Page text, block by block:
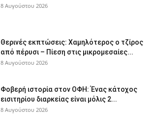
8 Αυγούστου 2026
Θερινές εκπτώσεις: Χαμηλότερος ο τζίρος
από πέρυσι – Πίεση στις μικρομεσαίες...
8 Αυγούστου 2026
Φοβερή ιστορία στον ΟΦΗ: Ένας κάτοχος
εισιτηρίου διαρκείας είναι μόλις 2...
8 Αυγούστου 2026